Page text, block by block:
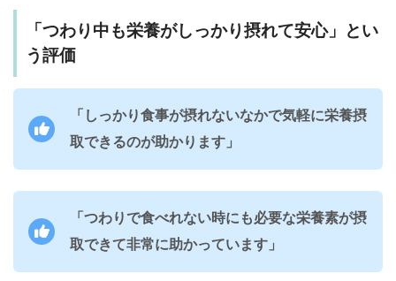
「つわり中も栄養がしっかり摂れて安心」とい
う評価
「しっかり食事が摂れないなかで気軽に栄養摂
取できるのが助かります」
「つわりで食べれない時にも必要な栄養素が摂
取できて非常に助かっています」